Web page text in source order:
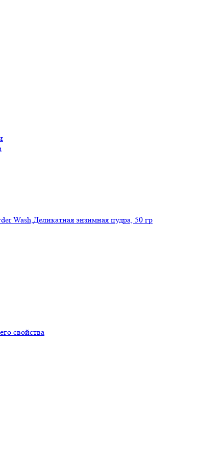
Wash,Деликатная энзимная пудра, 50 гр
свойства